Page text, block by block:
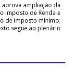
aprova ampliação da
Imposto de Renda e
de imposto mínimo;
segue ao plenário